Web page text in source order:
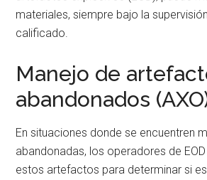
materiales, siempre bajo la
calificado.
Manejo de
abandonados
En situaciones donde se encuentren
abandonadas, los operadores de
estos artefactos para determinar si